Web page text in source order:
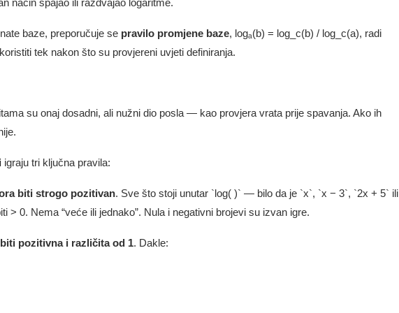
baze, preporučuje se pravilo promjene baze, logₐ(b) = log_c(b) / log_c(a), radi
tek nakon što su provjereni uvjeti definiranja.
su onaj dosadni, ali nužni dio posla — kao provjera vrata prije spavanja. Ako ih
igraju tri ključna pravila:
biti strogo pozitivan. Sve što stoji unutar `log( )` — bilo da je `x`, `x − 3`, `2x + 5` ili
> 0. Nema “veće ili jednako”. Nula i negativni brojevi su izvan igre.
pozitivna i različita od 1. Dakle: